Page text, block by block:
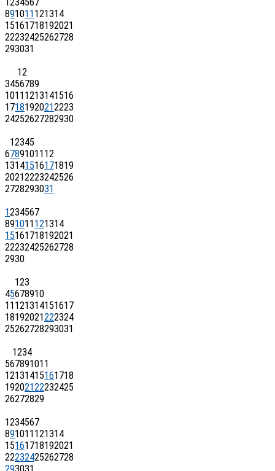
891011121314
15161718192021
22232425262728
293031
12
3456789
10111213141516
17181920212223
24252627282930
12345
6789101112
13141516171819
20212223242526
2728293031
1234567
891011121314
15161718192021
22232425262728
2930
123
45678910
11121314151617
18192021222324
25262728293031
1234
567891011
12131415161718
19202122232425
26272829
1234567
891011121314
15161718192021
22232425262728